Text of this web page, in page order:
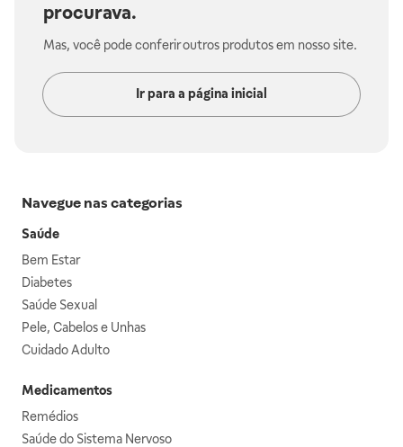
procurava.
Mas, você pode conferir outros produtos em nosso site.
Ir para a página inicial
Navegue nas categorias
Saúde
Bem Estar
Diabetes
Saúde Sexual
Pele, Cabelos e Unhas
Cuidado Adulto
Medicamentos
Remédios
Saúde do Sistema Nervoso